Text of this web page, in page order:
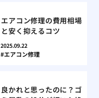
エアコン修理の費用相場
と安く抑えるコツ
2025.09.22
エアコン修理
良かれと思ったのに？ゴ